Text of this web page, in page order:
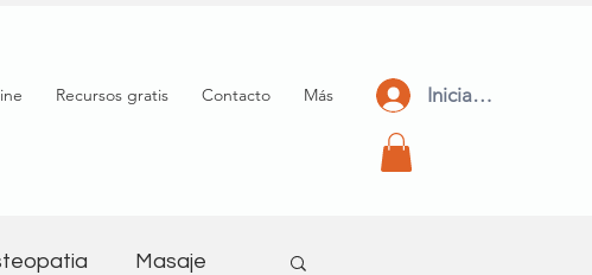
Recursos gratis Contacto Más Iniciar Sesión
Masaje